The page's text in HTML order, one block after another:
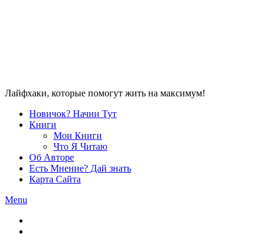
Лайфхаки, которые помогут жить на максимум!
Новичок? Начни Тут
Книги
Мои Книги
Что Я Читаю
Об Авторе
Есть Мнение? Дай знать
Карта Сайта
Menu